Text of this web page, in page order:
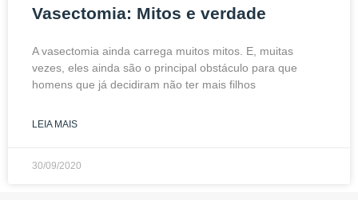
Vasectomia: Mitos e verdade
A vasectomia ainda carrega muitos mitos. E, muitas
vezes, eles ainda são o principal obstáculo para que
homens que já decidiram não ter mais filhos
LEIA MAIS
30/09/2020